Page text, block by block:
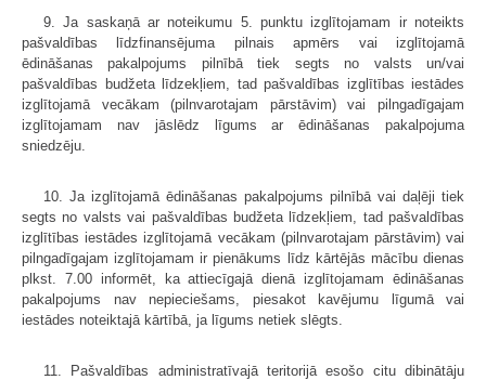
9. Ja saskaņā ar noteikumu 5. punktu izglītojamam ir noteikts
pašvaldības līdzfinansējuma pilnais apmērs vai izglītojamā
ēdināšanas pakalpojums pilnībā tiek segts no valsts un/vai
pašvaldības budžeta līdzekļiem, tad pašvaldības izglītības iestādes
izglītojamā vecākam (pilnvarotajam pārstāvim) vai pilngadīgajam
izglītojamam nav jāslēdz līgums ar ēdināšanas pakalpojuma
sniedzēju.
10. Ja izglītojamā ēdināšanas pakalpojums pilnībā vai daļēji tiek
segts no valsts vai pašvaldības budžeta līdzekļiem, tad pašvaldības
izglītības iestādes izglītojamā vecākam (pilnvarotajam pārstāvim) vai
pilngadīgajam izglītojamam ir pienākums līdz kārtējās mācību dienas
plkst. 7.00 informēt, ka attiecīgajā dienā izglītojamam ēdināšanas
pakalpojums nav nepieciešams, piesakot kavējumu līgumā vai
iestādes noteiktajā kārtībā, ja līgums netiek slēgts.
11. Pašvaldības administratīvajā teritorijā esošo citu dibinātāju